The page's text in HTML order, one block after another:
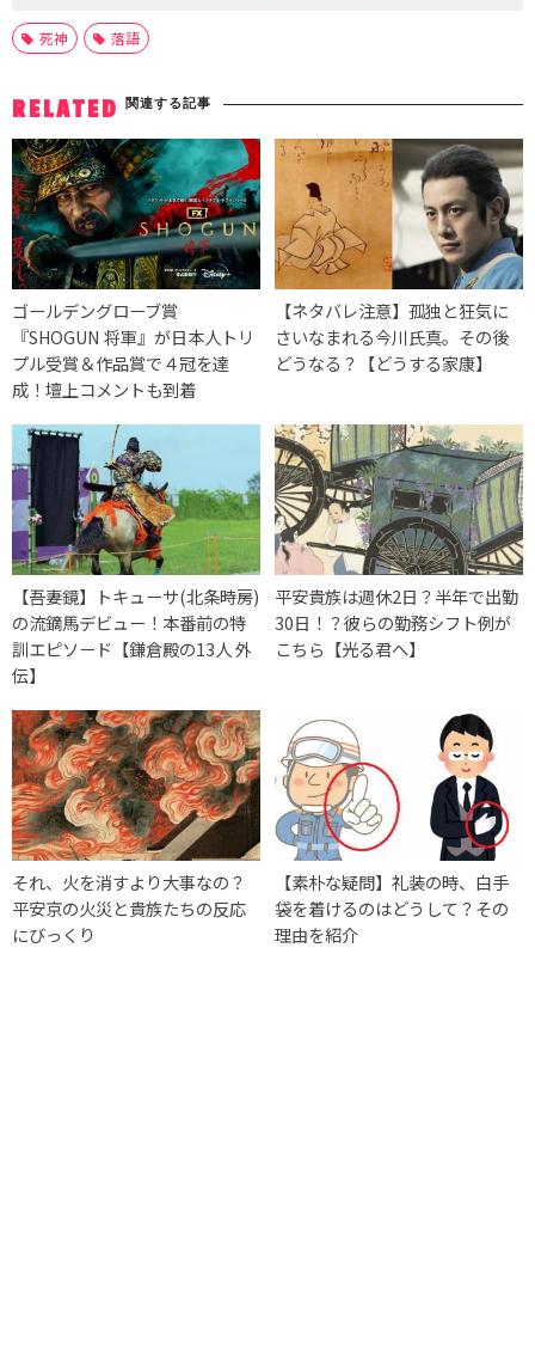
死神 落語
RELATED 関連する記事
ゴールデングローブ賞
『SHOGUN 将軍』が日本人トリ
プル受賞＆作品賞で４冠を達
成！壇上コメントも到着
【ネタバレ注意】孤独と狂気に
さいなまれる今川氏真。その後
どうなる？【どうする家康】
【吾妻鏡】トキューサ(北条時房)
の流鏑馬デビュー！本番前の特
訓エピソード【鎌倉殿の13人 外
伝】
平安貴族は週休2日？半年で出勤
30日！？彼らの勤務シフト例が
こちら【光る君へ】
それ、火を消すより大事なの？
平安京の火災と貴族たちの反応
にびっくり
【素朴な疑問】礼装の時、白手
袋を着けるのはどうして？その
理由を紹介